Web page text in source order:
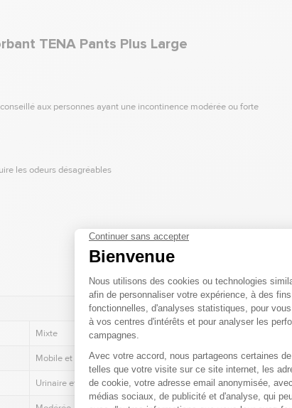
Mixte
Mobile et Autonome
Urinaire et Fécale
TENA Pants Plus Large
aux personnes ayant une incontinence modérée ou forte
les odeurs désagréables